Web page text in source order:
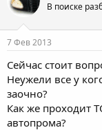
В поиске
7 Фев 2013
Сейчас стоит
Неужели все у
заочно?
Как же проходит
автопрома?